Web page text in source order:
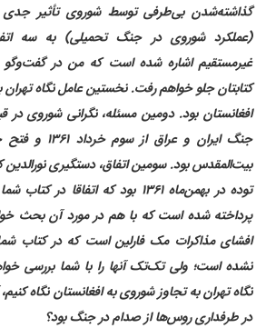
گذاشته‌شدن بی‌طرفی توسط شوروی تأثیر
(عملکرد شوروی در جنگ تحمیلی) به سه
غیرمستقیم اشاره شده است که من در گفت‌وگو
کتابتان جلو خواهم رفت. نخستین عامل نگاه
افغانستان بود. دومین مسئله، نگرانی شوروی در
جنگ ایران و
بیت‌المقدس بود. سومین اتفاق، دستگیری
توده در بهمن‌ماه ۱۳۶۱ بود که
پرداخته شده است که با هم در مورد آن بحث
افشای مذاکرات مک فارلین است که در کتاب شما
نشده است؛ ولی تک‌تک آنها را با شما بررسی
نگاه تهران به تجاوز شوروی به افغانستان نگاه کنیم،
در طرفداری روس‌ها از صدام در جنگ بود؟